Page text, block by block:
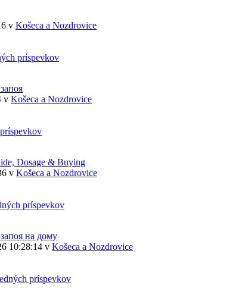
v Košeca a Nozdrovice
v Košeca a Nozdrovice
Dosage & Buying
v Košeca a Nozdrovice
на дому
10:28:14 v Košeca a Nozdrovice